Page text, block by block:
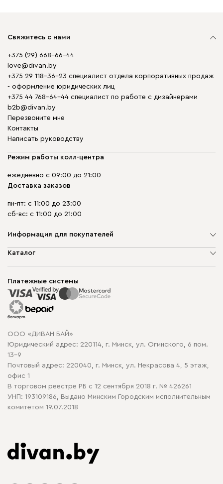
Свяжитесь с нами
+375 (29) 668-66-44
love@divan.by
+375 29 118-36-23 специалист отдела корпоративных продаж
- оформление юридических лиц
+375 44 768-64-44 специалист по работе с дизайнерами
b2b@divan.by
Перезвоните мне
Контакты
Написать руководству
Режим работы колл-центра
ежедневно с 09:00 до 21:00
Доставка заказов
пн-пт: с 11:00 до 23:00
сб-вс: с 11:00 до 21:00
Информация для покупателей
О компании
Способы оплаты
Рассрочка и кредит
Гарантия
Карта сайта
Политика конфиденциальности
Политика в отношении обработки cookie
Каталог
Корпусная мебель
Распродажа мебели
Платежные системы
ООО «ДИВАН БАЙ»
Юридический адрес: 220114, г. Минск, ул. Огинского, 6 пом.
13-9
Почтовый адрес: 220040, г. Минск, ул. Некрасова 4, 5 этаж,
офис 1
В торговом реестре РБ с 12 сентября 2018 г. № 426261
УНП: 193109186, Выдано Минским Городским исполнительным
комитетом 19.07.2018